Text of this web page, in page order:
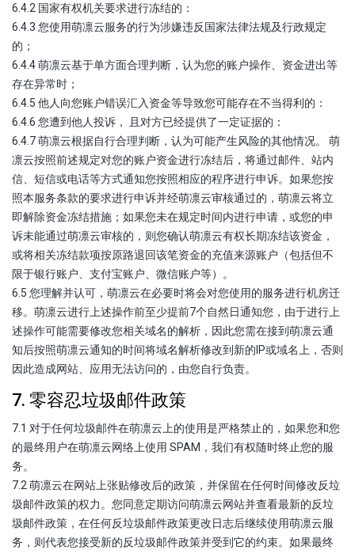
6.4.2 国家有权机关要求进行冻结的：
6.4.3 您使用萌凛云服务的行为涉嫌违反国家法律法规及行政规定
的；
6.4.4 萌凛云基于单方面合理判断，认为您的账户操作、资金进出等
存在异常时；
6.4.5 他人向您账户错误汇入资金等导致您可能存在不当得利的：
6.4.6 您遭到他人投诉， 且对方已经提供了一定证据的：
6.4.7 萌凛云根据自行合理判断，认为可能产生风险的其他情况。 萌
凛云按照前述规定对您的账户资金进行冻结后，将通过邮件、站内
信、短信或电话等方式通知您按照相应的程序进行申诉。如果您按
照本服务条款的要求进行申诉并经萌凛云审核通过的，萌凛云将立
即解除资金冻结措施；如果您未在规定时间内进行申请，或您的申
诉未能通过萌凛云审核的，则您确认萌凛云有权长期冻结该资金，
或将相关冻结款项按原路退回该笔资金的充值来源账户（包括但不
限于银行账户、支付宝账户、微信账户等）。
6.5 您理解并认可，萌凛云在必要时将会对您使用的服务进行机房迁
移。萌凛云进行上述操作前至少提前7个自然日通知您，由于进行上
述操作可能需要修改您相关域名的解析，因此您需在接到萌凛云通
知后按照萌凛云通知的时间将域名解析修改到新的IP或域名上，否则
因此造成网站、应用无法访问的，由您自行负责。
7. 零容忍垃圾邮件政策
7.1 对于任何垃圾邮件在萌凛云上的使用是严格禁止的，如果您和您
的最终用户在萌凛云网络上使用 SPAM，我们有权随时终止您的服
务。
7.2 萌凛云在网站上张贴修改后的政策，并保留在任何时间修改反垃
圾邮件政策的权力。您同意定期访问萌凛云网站并查看最新的反垃
圾邮件政策，在任何反垃圾邮件政策更改日志后继续使用萌凛云服
务，则代表您接受新的反垃圾邮件政策并受到它的约束。如果最终